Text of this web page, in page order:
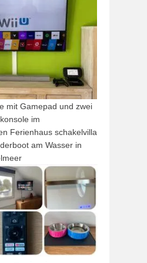
mit Gamepad und zwei
im
Ferienhaus schakelvilla
am Wasser in